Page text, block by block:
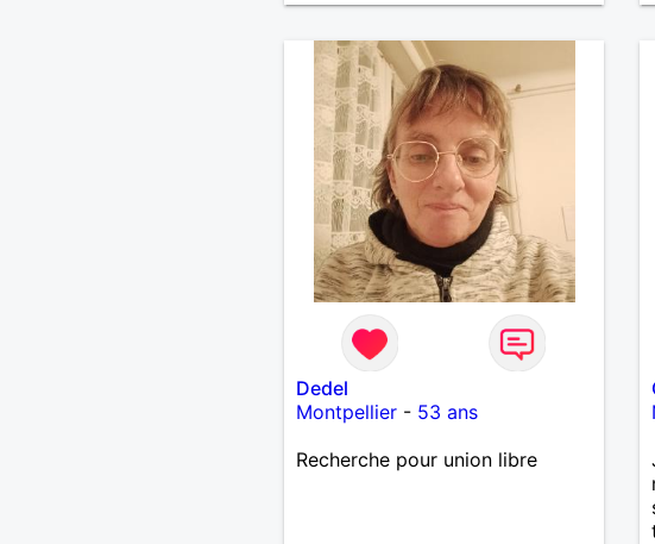
Dedel
Montpellier- 53 ans
Recherche pour union libre